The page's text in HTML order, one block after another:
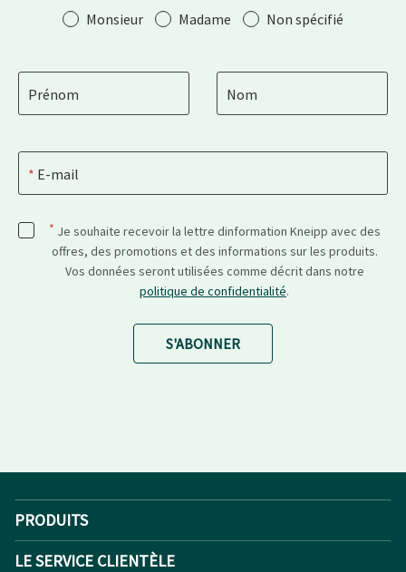
SalutationMonsieur Madame Non spécifié
Prénom Nom
E-mail
* Je souhaite recevoir la lettre dinformation Kneipp avec des
offres, des promotions et des informations sur les produits.
Vos données seront utilisées comme décrit dans notre
politique de confidentialité.
S'ABONNER
PRODUITS
LE SERVICE CLIENTÈLE